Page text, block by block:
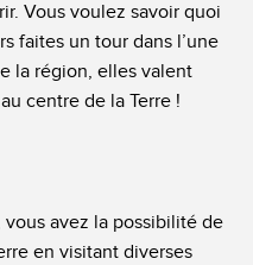
Vous voulez savoir quoi
faites un tour dans l’une
la région, elles valent
centre de la Terre !
vous avez la possibilité de
en visitant diverses